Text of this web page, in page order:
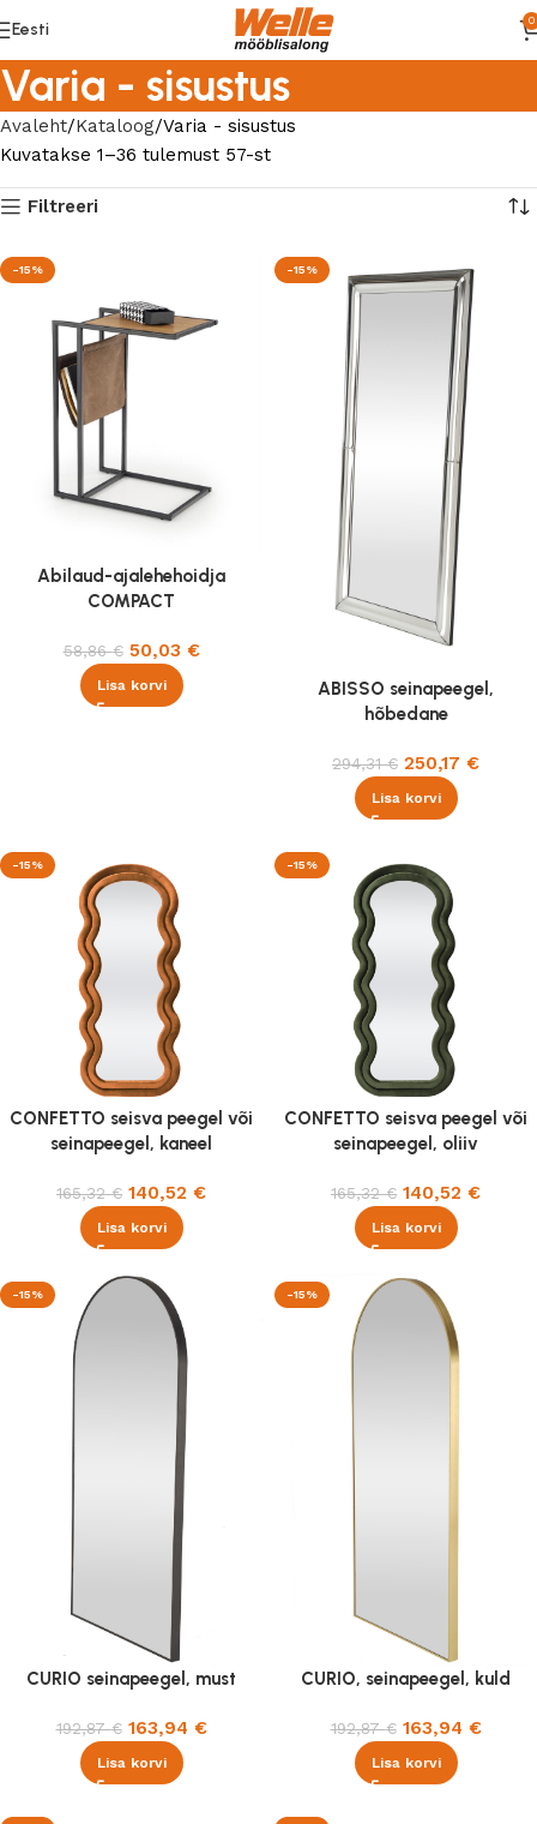
Eesti 0
Varia - sisustus
Avaleht Kataloog Varia - sisustus
Kuvatakse 1–36 tulemust 57-st
Filtreeri
-15%
Abilaud-ajalehehoidja
COMPACT
58,86€ 50,03 €
Lisa korvi
-15%
ABISSO seinapeegel,
hõbedane
294,31€ 250,17 €
Lisa korvi
-15%
CONFETTO seisva peegel või
seinapeegel, kaneel
165,32€ 140,52 €
Lisa korvi
-15%
CONFETTO seisva peegel või
seinapeegel, oliiv
165,32€ 140,52 €
Lisa korvi
-15%
CURIO seinapeegel, must
192,87€ 163,94 €
Lisa korvi
-15%
CURIO, seinapeegel, kuld
192,87€ 163,94 €
Lisa korvi